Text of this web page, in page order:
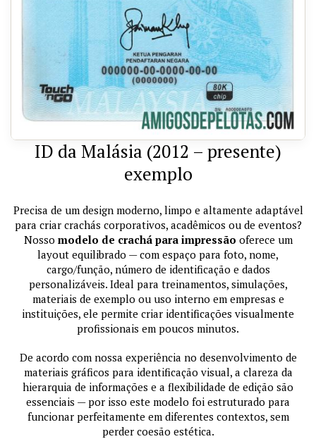
ID da Malásia (2012 – presente)
exemplo
Precisa de um design moderno, limpo e altamente adaptável
para criar crachás corporativos, acadêmicos ou de eventos?
Nosso modelo de crachá para impressão oferece um
layout equilibrado — com espaço para foto, nome,
cargo/função, número de identificação e dados
personalizáveis. Ideal para treinamentos, simulações,
materiais de exemplo ou uso interno em empresas e
instituições, ele permite criar identificações visualmente
profissionais em poucos minutos.
De acordo com nossa experiência no desenvolvimento de
materiais gráficos para identificação visual, a clareza da
hierarquia de informações e a flexibilidade de edição são
essenciais — por isso este modelo foi estruturado para
funcionar perfeitamente em diferentes contextos, sem
perder coesão estética.